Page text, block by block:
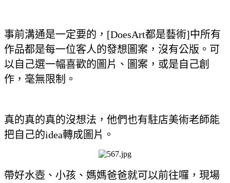
事前溝通是一定要的，[DoesArt都是藝術]中所有
作品都是每一位客人的發想圖案，沒有公版。可
以自己選一幅喜歡的圖片、圖案，或是自己創
作，毫無限制。
真的真的真的沒想法，他們也有駐店美術老師能
把自己的idea轉成圖片。
帶好水壺、小孩、媽媽爸爸就可以前往囉，現場